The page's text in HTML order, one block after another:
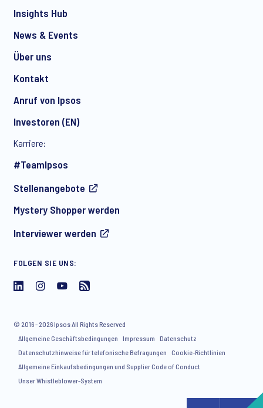
Insights Hub
News & Events
Über uns
Kontakt
Anruf von Ipsos
Investoren (EN)
Karriere:
#TeamIpsos
Stellenangebote
Mystery Shopper werden
Interviewer werden
FOLGEN SIE UNS:
© 2016 - 2026 Ipsos All Rights Reserved
Allgemeine Geschäftsbedingungen
Impressum
Datenschutz
Datenschutzhinweise für telefonische Befragungen
Cookie-Richtlinien
Allgemeine Einkaufsbedingungen und Supplier Code of Conduct
Unser Whistleblower-System